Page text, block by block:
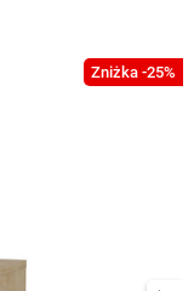
Zniżka -25%